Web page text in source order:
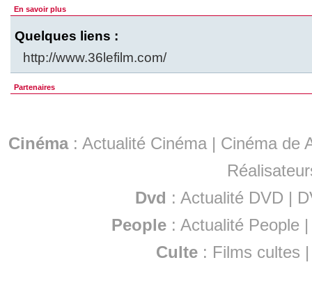
En savoir plus
Quelques liens :
http://www.36lefilm.com/
Partenaires
Cinéma: Actualité Cinéma | Cinéma de
Dvd : Actualité DVD |
People :Actualité People
Culte : Films cultes